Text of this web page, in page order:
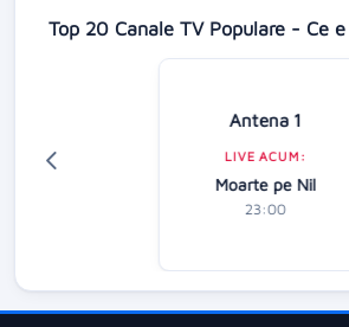
Top 20 Canale TV Populare - Ce
Antena 1
LIVE ACUM:
Moarte pe Nil
23:00